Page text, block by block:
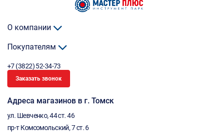
О компании
Покупателям
+7 (3822) 52-34-73
Заказать звонок
Адреса магазинов в г. Томск
ул. Шевченко, 44 ст. 46
пр-т Комсомольский, 7 ст. 6